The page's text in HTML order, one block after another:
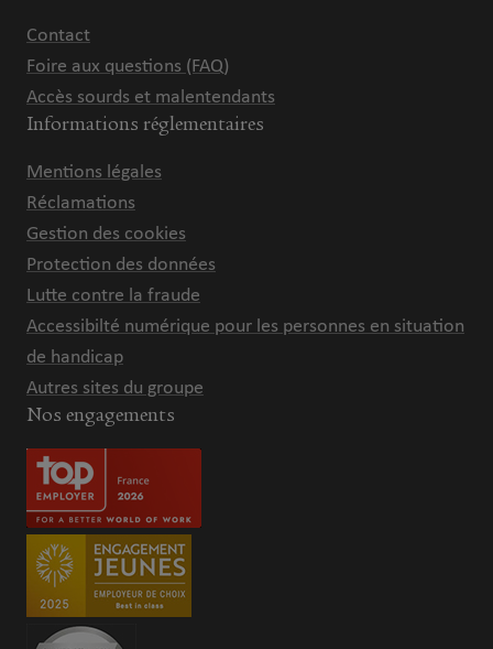
Contact
Foire aux questions (FAQ)
Accès sourds et malentendants
Informations réglementaires
Mentions légales
Réclamations
Gestion des cookies
Protection des données
Lutte contre la fraude
Accessibilté numérique pour les personnes en situation
de handicap
Autres sites du groupe
Nos engagements